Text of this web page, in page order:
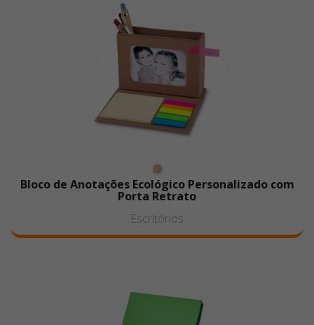
Bloco de Anotações Ecológico Personalizado com
Porta Retrato
Escritórios